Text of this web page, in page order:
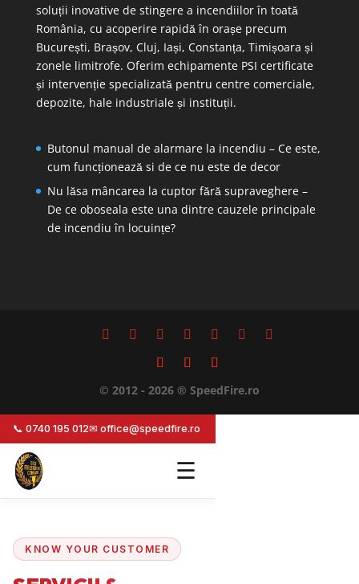
soluții inovative de stingere a incendiilor în toată
România, cu acoperire rapidă în orașe precum
București, Brașov, Cluj, Iași, Constanța, Timișoara și
zonele limitrofe. Oferim echipamente PSI certificate
și intervenție specializată pentru centre comerciale,
depozite, hale industriale și instituții.
Butonul manual de alarmare la incendiu – Ce este,
cum funcționează si de ce nu este de decor
Nu lăsa mâncarea la cuptor fără supraveghere –
De ce oboseala este una dintre cauzele principale
de incendiu în locuințe?
© 2012 - 2026 ® SpeedFire.ro